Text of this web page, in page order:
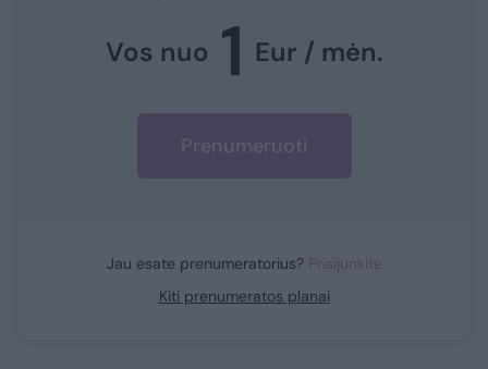
Vos nuo 1 Eur / mėn.
Prenumeruoti
Jau esate prenumeratorius? Prisijunkite
Kiti prenumeratos planai